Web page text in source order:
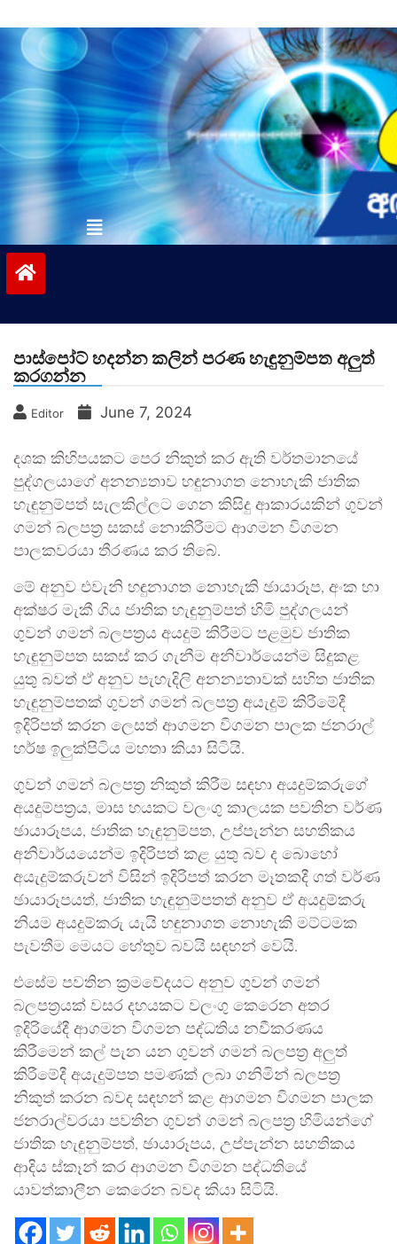
to
contentvinivida.lk
පාස්පෝට් හදන්න කලින් පරණ හැඳුනුම්පත අලුත්
කරගන්න
Editor June 7, 2024
දශක කිහිපයකට පෙර නිකුත් කර ඇති වර්තමානයේ
පුද්ගලයාගේ අනන්‍යතාව හඳුනාගත නොහැකි ජාතික
හැඳුනුම්පත් සැලකිල්ලට ගෙන කිසිදු ආකාරයකින් ගුවන්
ගමන් බලපත්‍ර සකස් නොකිරීමට ආගමන විගමන
පාලකවරයා තීරණය කර තිබේ.
මේ අනුව එවැනි හඳුනාගත නොහැකි ඡායාරූප, අංක හා
අක්ෂර මැකී ගිය ජාතික හැඳුනුම්පත් හිමි පුද්ගලයන්
ගුවන් ගමන් බලපත්‍රය අයදුම් කිරීමට පළමුව ජාතික
හැඳුනුම්පත සකස් කර ගැනීම අනිවාර්යෙන්ම සිදුකළ
යුතු බවත් ඒ අනුව පැහැදිලි අනන්‍යතාවක් සහිත ජාතික
හැඳුනුම්පතක් ගුවන් ගමන් බලපත්‍ර අයැදුම් කිරීමේදී
ඉදිරිපත් කරන ලෙසත් ආගමන විගමන පාලක ජනරාල්
හර්ෂ ඉලුක්පිටිය මහතා කියා සිටියි.
ගුවන් ගමන් බලපත්‍ර නිකුත් කිරීම සඳහා අයදුම්කරුගේ
අයදුම්පත්‍රය, මාස හයකට වලංගු කාලයක පවතින වර්ණ
ඡායාරූපය, ජාතික හැඳුනුම්පත, උප්පැන්න සහතිකය
අනිවාර්යයෙන්ම ඉදිරිපත් කළ යුතු බව ද බොහෝ
අයැදුම්කරුවන් විසින් ඉදිරිපත් කරන මෑතකදී ගත් වර්ණ
ඡායාරූපයත්, ජාතික හැඳුනුම්පතත් අනුව ඒ අයදුම්කරු
නියම අයදුම්කරු යැයි හඳුනාගත නොහැකි මට්ටමක
පැවතීම මෙයට හේතුව බවයි සඳහන් වෙයි.
එසේම පවතින ක්‍රමවේදයට අනුව ගුවන් ගමන්
බලපත්‍රයක් වසර දහයකට වලංගු කෙරෙන අතර
ඉදිරියේදී ආගමන විගමන පද්ධතිය නවීකරණය
කිරීමෙන් කල් පැන යන ගුවන් ගමන් බලපත්‍ර අලුත්
කිරීමේදී අයැදුම්පත පමණක් ලබා ගනිමින් බලපත්‍ර
නිකුත් කරන බවද සඳහන් කළ ආගමන විගමන පාලක
ජනරාල්වරයා පවතින ගුවන් ගමන් බලපත්‍ර හිමියන්ගේ
ජාතික හැඳුනුම්පත්, ඡායාරූපය, උප්පැන්න සහතිකය
ආදිය ස්කෑන් කර ආගමන විගමන පද්ධතියේ
යාවත්කාලීන කෙරෙන බවද කියා සිටියි.